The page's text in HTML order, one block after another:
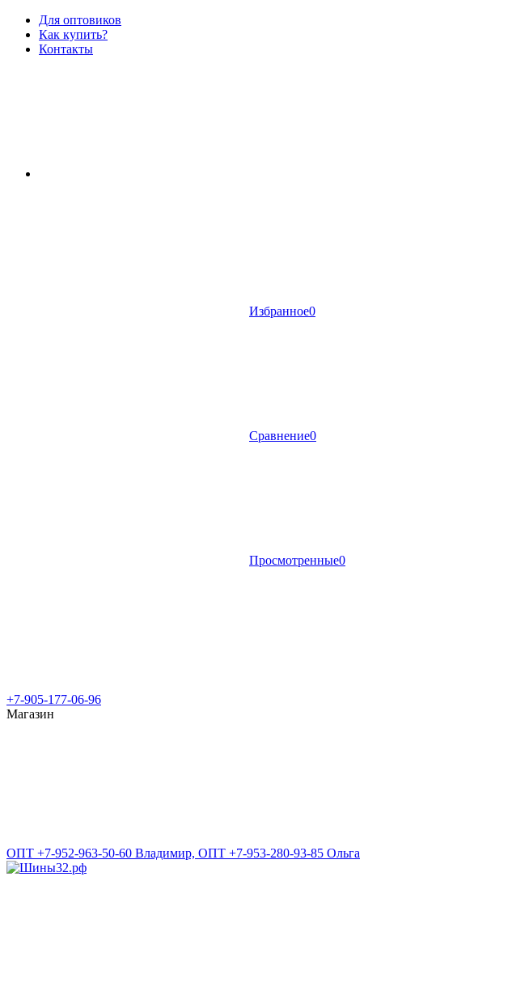
Для оптовиков
Как купить?
Контакты
Избранное0
Сравнение0
Просмотренные0
+7-905-177-06-96
Магазин
ОПТ +7-952-963-50-60 Владимир, ОПТ +7-953-280-93-85 Ольга